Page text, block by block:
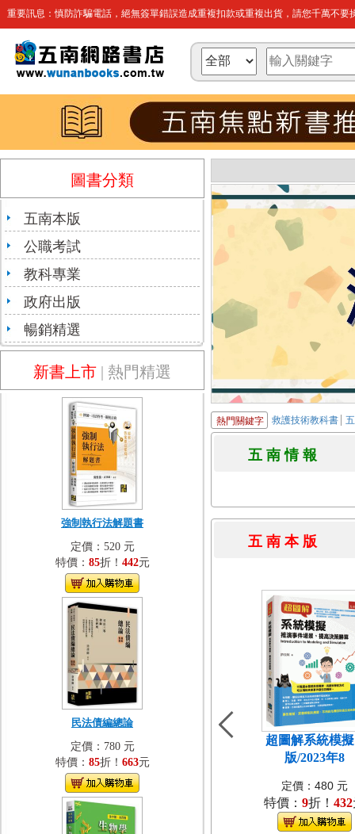
重要訊息：慎防詐騙電話，絕無簽單錯誤造成重複扣款或重複出貨，請您千萬不要
圖書分類
五南本版
公職考試
教科專業
政府出版
暢銷精選
新書上市 | 熱門精選
強制執行法解題書
定價：520 元
特價： 85折！ 442元
民法債編總論
定價：780 元
特價： 85折！ 663元
熱門關鍵字 救護技術教科書
五 南 情
五 南 本
超圖解系統模
版/2023年8
定價：480 元
特價： 9折！ 432